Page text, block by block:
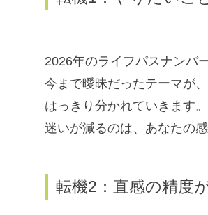
2026年のライフパスナンバ
今まで曖昧だったテーマが、
はっきり分かれていきます。
迷いが減るのは、あなたの
転機2：直感の精度